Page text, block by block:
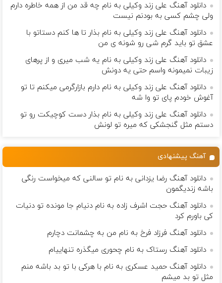
دانلود آهنگ علی زند وکیلی به نام چه قد من از همه خاطره دارم
ولی چشم كسی به بودنم نیست
دانلود آهنگ علی زند وکیلی به نام بذار تا ها كنم دستاتو با
عشق تو باید گرم شی رو شونه ى من
دانلود آهنگ علی زند وکیلی به نام یه شب میرى و از پرهای
زيبات نمیمونه واسم حتی یه دونش
دانلود آهنگ علی زند وکیلی به نام دارم بازارگرمی میكنم تا تو
آغوش خودم پای تو وا شه
دانلود آهنگ علی زند وکیلی به نام بذار دست كوچیكت رو تو
دستم مثل گنجشكی كه میره تو لونش
آهنگ پیشنهادی
دانلود آهنگ رضا یزدانی به نام تو سالنی که میخواست رنگی
باشه زندیگمون
دانلود آهنگ حجت اشرف زاده به نام دنیام جا مونده تو دنیات
کی باورم کرد
دانلود آهنگ فرزاد فرخ به نام من به چشمانت دچارم
دانلود آهنگ رستاک به نام چحوری میگذره تنهاییام
دانلود آهنگ حمید عسکری به نام با هرکی با تو بد باشه منم
مثل تو بد میشم